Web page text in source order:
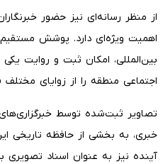
از منظر رسانه‌ای نیز حضور
اهمیت ویژه‌ای دارد. پوشش
بین‌المللی، امکان ثبت و روایت
اجتماعی منطقه را از زوایای
تصاویر ثبت‌شده توسط
خبری، به بخشی از حافظه تاریخی
آینده نیز به عنوان اسناد تصویری